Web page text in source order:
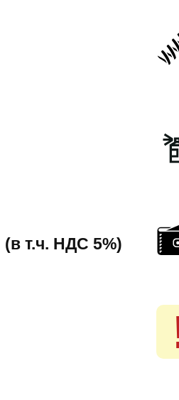
(в т.ч. НДС 5%)